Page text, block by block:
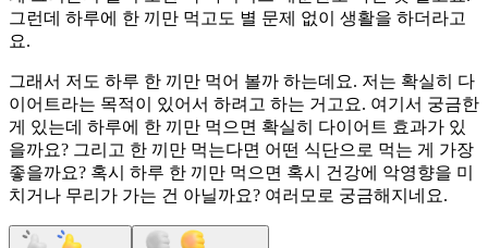
그런데 하루에 한 끼만 먹고도 별 문제 없이 생활을 하더라고
요.
그래서 저도 하루 한 끼만 먹어 볼까 하는데요. 저는 확실히 다
이어트라는 목적이 있어서 하려고 하는 거고요. 여기서 궁금한
게 있는데 하루에 한 끼만 먹으면 확실히 다이어트 효과가 있
을까요? 그리고 한 끼만 먹는다면 어떤 식단으로 먹는 게 가장
좋을까요? 혹시 하루 한 끼만 먹으면 혹시 건강에 악영향을 미
치거나 무리가 가는 건 아닐까요? 여러모로 궁금해지네요.